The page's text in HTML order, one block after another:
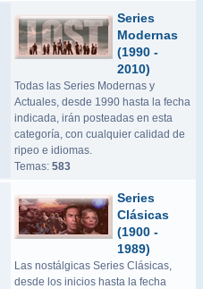
Series
Modernas
(1990 -
2010)
Todas las Series Modernas y
Actuales, desde 1990 hasta la fecha
indicada, irán posteadas en esta
categoría, con cualquier calidad de
ripeo e idiomas.
Temas: 583
Series
Clásicas
(1900 -
1989)
Las nostálgicas Series Clásicas,
desde los inicios hasta la fecha